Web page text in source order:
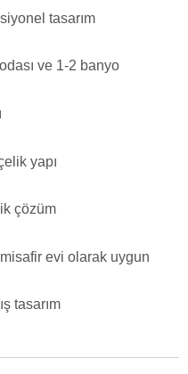
tasarım
ve 1-2 banyo
yapı
çözüm
evi olarak uygun
tasarım